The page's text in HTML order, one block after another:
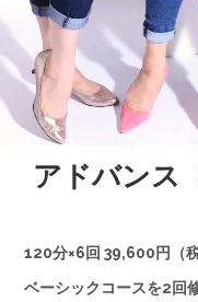
アドバンス
120分×6回 39,600円（
ベーシックコースを2回